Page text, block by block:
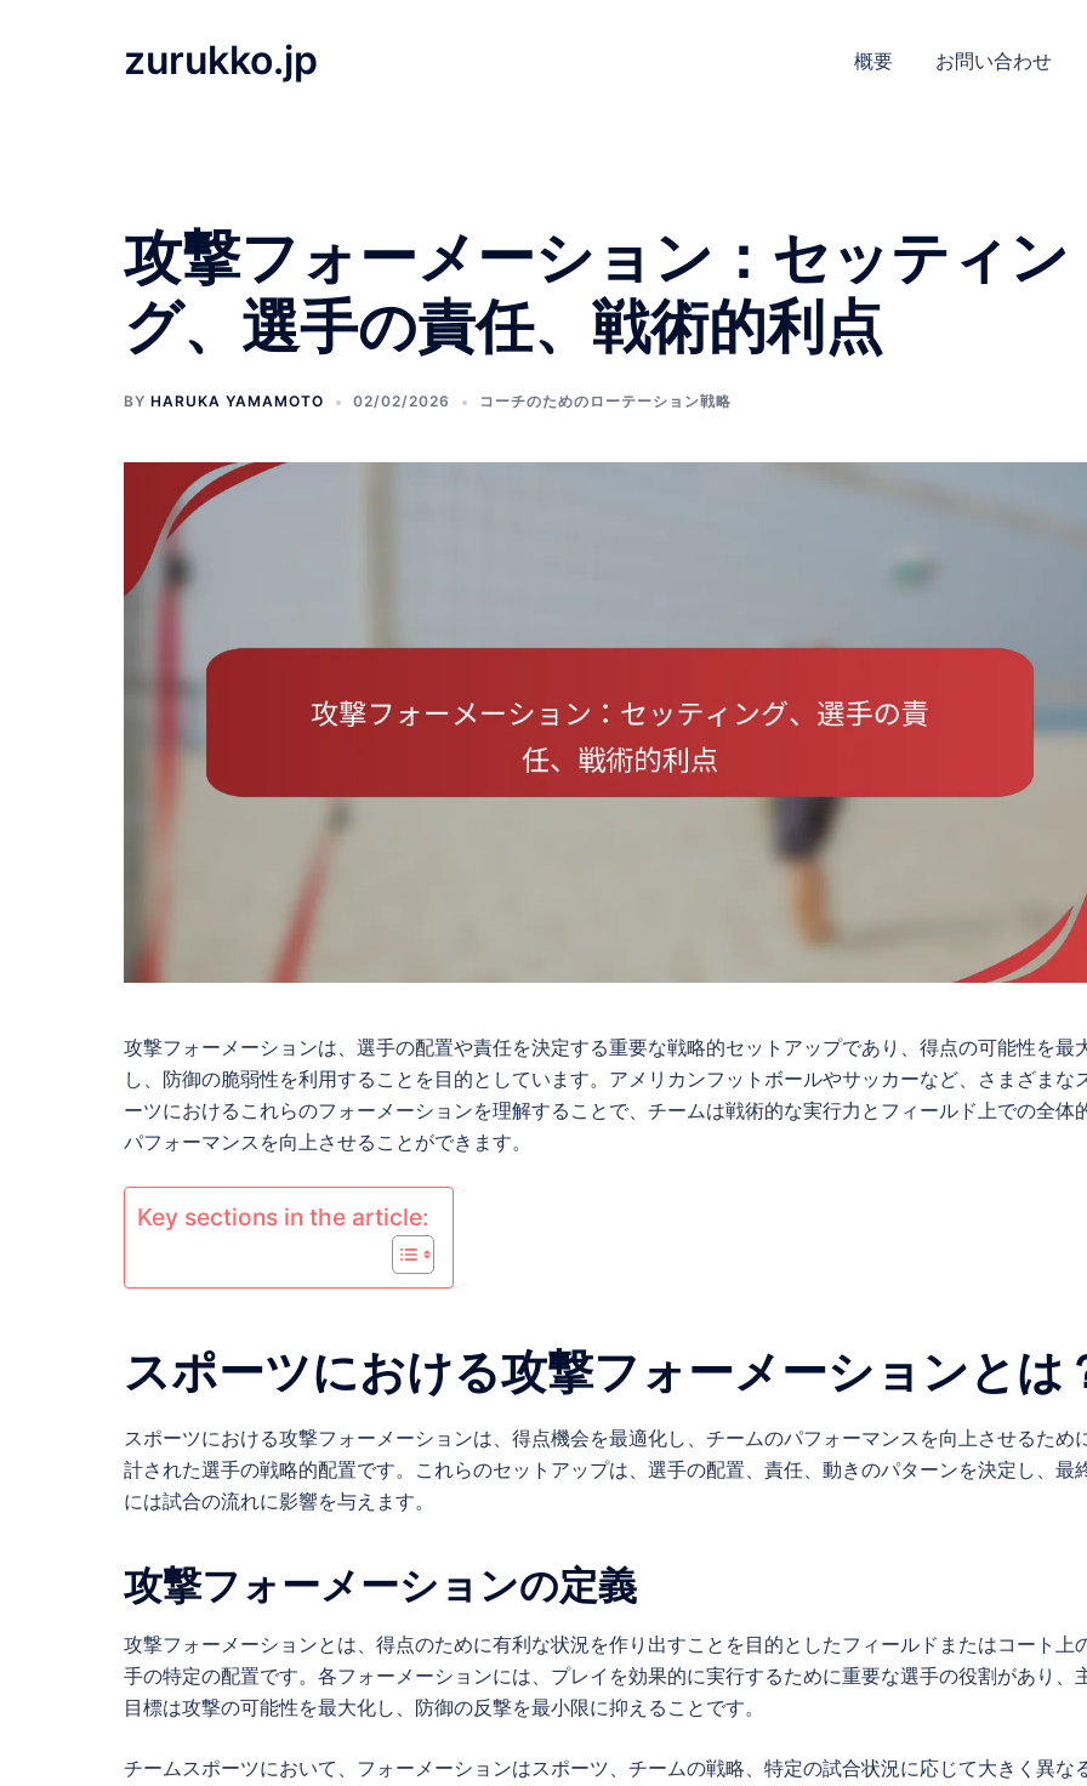
zurukko.jp 概要 お問い合わせ
攻撃フォーメーション：セッティン
グ、選手の責任、戦術的利点
BY HARUKA YAMAMOTO 02/02/2026 コーチのためのローテーション戦略
攻撃フォーメーションは、選手の配置や責任を決定する重要な戦略的セットアップであり、得点の可能性を最
し、防御の脆弱性を利用することを目的としています。アメリカンフットボールやサッカーなど、さまざまな
ーツにおけるこれらのフォーメーションを理解することで、チームは戦術的な実行力とフィールド上での全体
パフォーマンスを向上させることができます。
Key sections in the article:
スポーツにおける攻撃フォーメーションとは
スポーツにおける攻撃フォーメーションは、得点機会を最適化し、チームのパフォーマンスを向上させるため
計された選手の戦略的配置です。これらのセットアップは、選手の配置、責任、動きのパターンを決定し、最
には試合の流れに影響を与えます。
攻撃フォーメーションの定義
攻撃フォーメーションとは、得点のために有利な状況を作り出すことを目的としたフィールドまたはコート上
手の特定の配置です。各フォーメーションには、プレイを効果的に実行するために重要な選手の役割があり、
目標は攻撃の可能性を最大化し、防御の反撃を最小限に抑えることです。
チームスポーツにおいて、フォーメーションはスポーツ、チームの戦略、特定の試合状況に応じて大きく異な